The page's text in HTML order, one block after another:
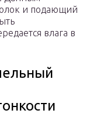
и подающий
влага в